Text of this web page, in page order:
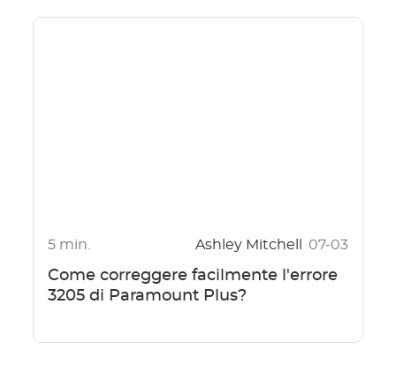
5 min. Ashley Mitchell 07-03
Come correggere facilmente l'errore
3205 di Paramount Plus?